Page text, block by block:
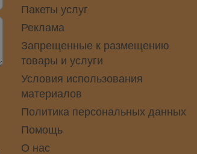
Пакеты услуг
Реклама
Запрещенные к размещению
товары и услуги
Условия использования
материалов
Политика персональных данных
Помощь
О нас